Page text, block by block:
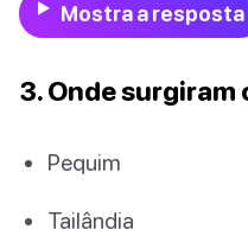
Mostra a resposta
3. Onde surgiram
Pequim
Tailândia